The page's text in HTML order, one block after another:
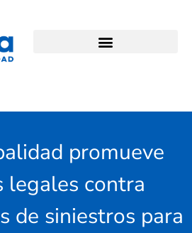
promueve
legales contra
de siniestros para